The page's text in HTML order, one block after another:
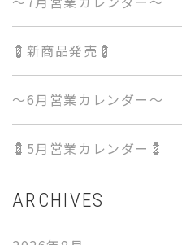
💈新商品発売💈
〜6月営業カレンダー〜
💈5月営業カレンダー💈
ARCHIVES